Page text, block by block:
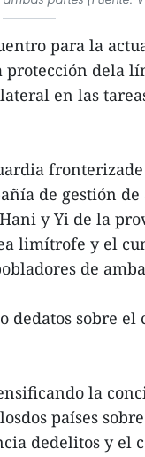
para la
dela
en las
de gestión de
y Yi de la
limítrofe y el
de
dedatos sobre
la
países
dedelitos y el